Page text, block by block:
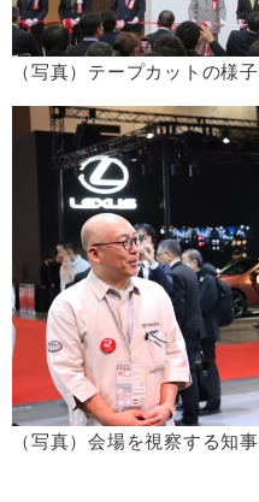
（写真）テープカットの様子
（写真）会場を視察する知事